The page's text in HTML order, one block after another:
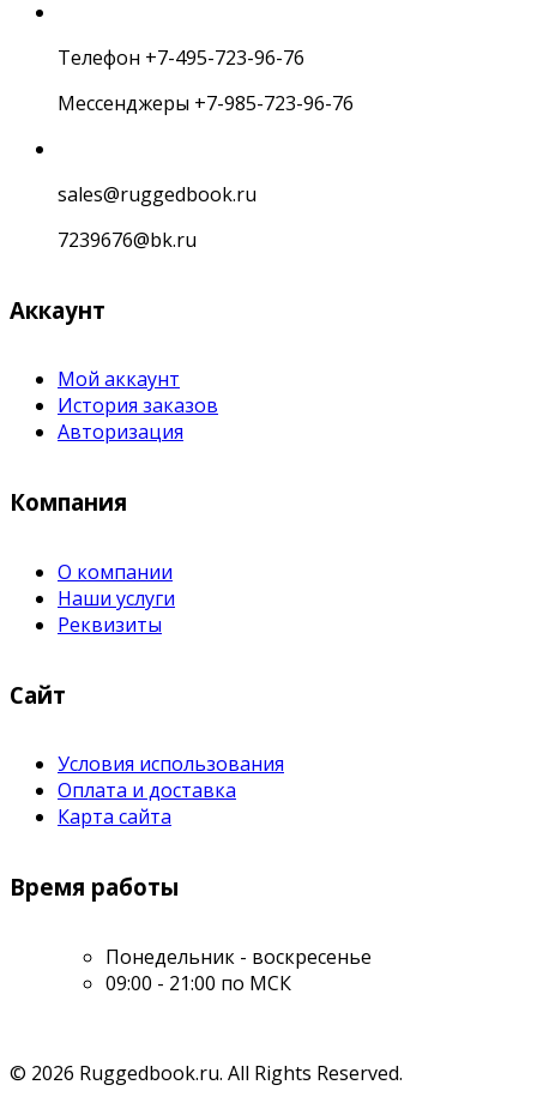
Телефон +7-495-723-96-76
Мессенджеры +7-985-723-96-76
sales@ruggedbook.ru
7239676@bk.ru
Аккаунт
Мой аккаунт
История заказов
Авторизация
Компания
О компании
Наши услуги
Реквизиты
Сайт
Условия использования
Оплата и доставка
Карта сайта
Время работы
Понедельник - воскресенье
09:00 - 21:00 по МСК
© 2026 Ruggedbook.ru. All Rights Reserved.